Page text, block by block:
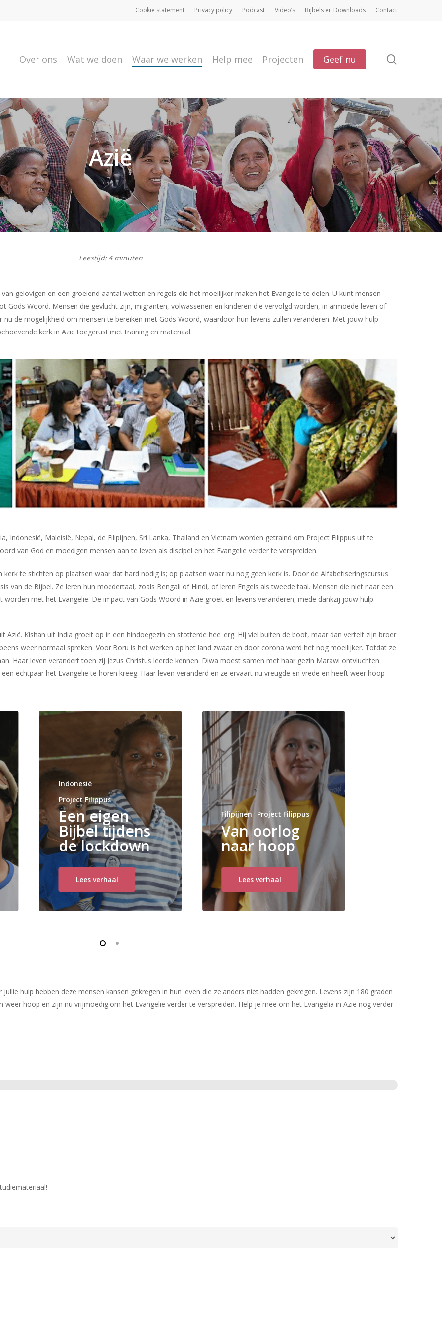
Cookie statement Privacy policy Podcast Video’s Bijbels en Downloads Contact
Over ons Wat we doen Waar we werken Help mee Projecten Geef nu
Azië
Leestijd: 4 minuten
gelovigen en een groeiend aantal wetten en regels die het moeilijker maken het Evangelie te delen. U kunt mensen
Gods Woord. Mensen die gevlucht zijn, migranten, volwassenen en kinderen die vervolgd worden, in armoede leven of
de mogelijkheid om mensen te bereiken met Gods Woord, waardoor hun levens zullen veranderen. Met jouw hulp
kerk in Azië toegerust met training en materiaal.
Indonesië, Maleisië, Nepal, de Filipijnen, Sri Lanka, Thailand en Vietnam worden getraind om Project Filippus uit te
van God en moedigen mensen aan te leven als discipel en het Evangelie verder te verspreiden.
kerk te stichten op plaatsen waar dat hard nodig is; op plaatsen waar nu nog geen kerk is. Door de Alfabetiseringscursus
van de Bijbel. Ze leren hun moedertaal, zoals Bengali of Hindi, of leren Engels als tweede taal. Mensen die niet naar een
met het Evangelie. De impact van Gods Woord in Azië groeit en levens veranderen, mede dankzij jouw hulp.
Azië. Kishan uit India groeit op in een hindoegezin en stotterde heel erg. Hij viel buiten de boot, maar dan vertelt zijn broer
weer normaal spreken. Voor Boru is het werken op het land zwaar en door corona werd het nog moeilijker. Totdat ze
Haar leven verandert toen zij Jezus Christus leerde kennen. Diwa moest samen met haar gezin Marawi ontvluchten
echtpaar het Evangelie te horen kreeg. Haar leven veranderd en ze ervaart nu vreugde en vrede en heeft weer hoop
Indonesië
Project Filippus
Een eigen
Bijbel tijdens
de lockdown
Lees verhaal
Filipijnen Project Filippus
Van oorlog
naar hoop
Lees verhaal
hulp hebben deze mensen kansen gekregen in hun leven die ze anders niet hadden gekregen. Levens zijn 180 graden
hoop en zijn nu vrijmoedig om het Evangelie verder te verspreiden. Help je mee om het Evangelia in Azië nog verder